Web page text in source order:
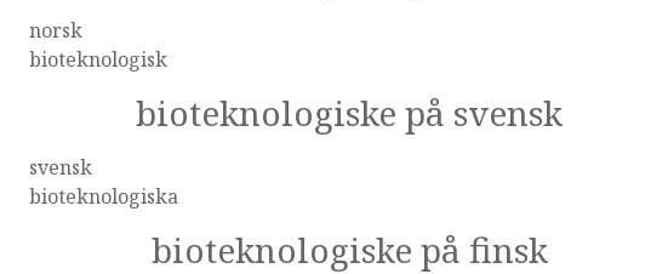
norsk
bioteknologisk
bioteknologiske på svensk
svensk
bioteknologiska
bioteknologiske på finsk